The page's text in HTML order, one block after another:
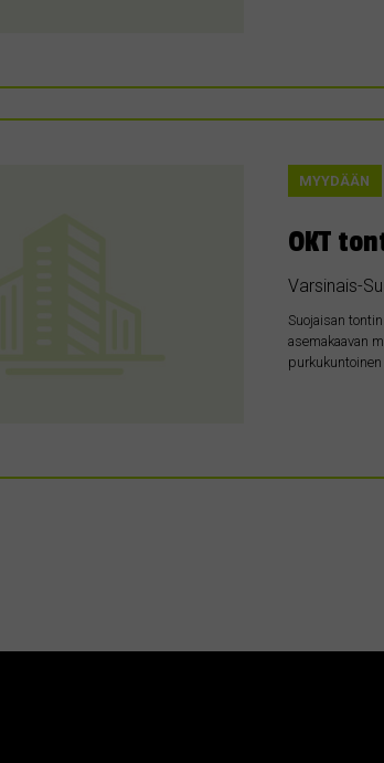
MYYDÄÄN
OKT
Varsinais-
Suojaisan
asemakaavan